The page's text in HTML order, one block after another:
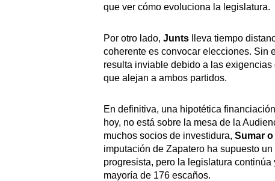
que ver cómo evoluciona la legislatura.
Por otro lado, Junts lleva tiempo
coherente es convocar elecciones. Sin
resulta inviable debido a las
que alejan a ambos partidos.
En definitiva, una hipotética
hoy, no está sobre la mesa de la
muchos socios de investidura, Sumar
imputación de Zapatero ha supuesto
progresista, pero la legislatura
mayoría de 176 escaños.